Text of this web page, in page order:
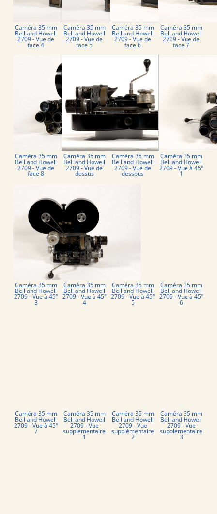
Caméra 35 mm
Bell and Howell
2709 - Vue de
face 4
Caméra 35 mm
Bell and Howell
2709 - Vue de
face 5
Caméra 35 mm
Bell and Howell
2709 - Vue de
face 6
Caméra 35 mm
Bell and Howell
2709 - Vue de
face 7
Caméra 35 mm
Bell and Howell
2709 - Vue de
face 8
Caméra 35 mm
Bell and Howell
2709 - Vue de
dessus
Caméra 35 mm
Bell and Howell
2709 - Vue de
dessous
Caméra 35 mm
Bell and Howell
2709 - Vue à 45°
1
Caméra 35 mm
Bell and Howell
2709 - Vue à 45°
3
Caméra 35 mm
Bell and Howell
2709 - Vue à 45°
4
Caméra 35 mm
Bell and Howell
2709 - Vue à 45°
5
Caméra 35 mm
Bell and Howell
2709 - Vue à 45°
6
Caméra 35 mm
Bell and Howell
2709 - Vue à 45°
7
Caméra 35 mm
Bell and Howell
2709 - Vue
supplémentaire
1
Caméra 35 mm
Bell and Howell
2709 - Vue
supplémentaire
2
Caméra 35 mm
Bell and Howell
2709 - Vue
supplémentaire
3